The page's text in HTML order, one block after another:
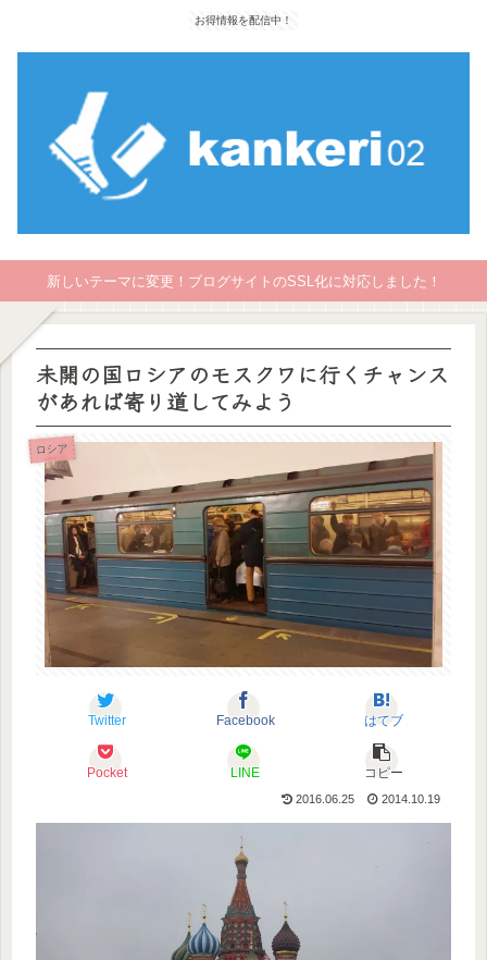
お得情報を配信中！
新しいテーマに変更！ブログサイトのSSL化に対応しました！
未開の国ロシアのモスクワに行くチャンス
があれば寄り道してみよう
ロシア
Twitter Facebook はてブ
Pocket LINE コピー
2016.06.25 2014.10.19